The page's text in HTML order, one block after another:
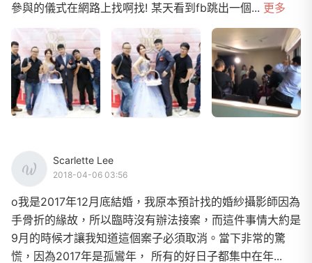
參與的儀式在網路上找啊找! 某天看到fb跳出一個... 更多
Scarlette Lee
2018-04-06 03:56
o我是2017年12月底結婚，我原本預計找的婚紗攝影師因為
手骨折的緣故，所以臨時沒有辦法接案，而這件事情大約是
9月的時候才讓我知道這個案子必須取消。當下非常的驚
慌，因為2017年是孤鸞年， 所有的好日子都集中在年...